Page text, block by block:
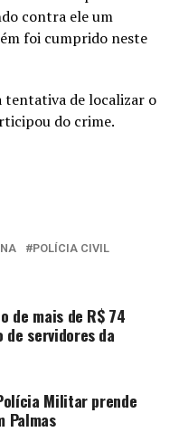
contra ele um
foi cumprido neste
tentativa de localizar o
do crime.
POLÍCIA CIVIL
de mais de R$ 74
servidores da
Militar prende
Palmas